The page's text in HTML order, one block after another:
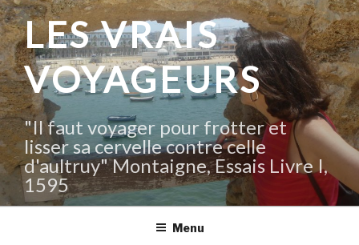
Aller
au
contenu
principal
LES VRAIS
VOYAGEURS
"Il faut voyager pour frotter et
lisser sa cervelle contre celle
d'aultruy" Montaigne, Essais Livre I,
1595
Menu